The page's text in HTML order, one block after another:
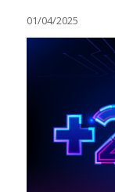
01/04/2025